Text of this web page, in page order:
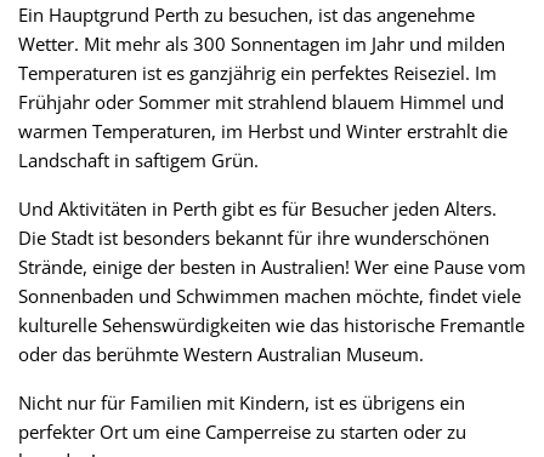
Ein Hauptgrund Perth zu besuchen, ist das angenehme
Wetter. Mit mehr als 300 Sonnentagen im Jahr und milden
Temperaturen ist es ganzjährig ein perfektes Reiseziel. Im
Frühjahr oder Sommer mit strahlend blauem Himmel und
warmen Temperaturen, im Herbst und Winter erstrahlt die
Landschaft in saftigem Grün.
Und Aktivitäten in Perth gibt es für Besucher jeden Alters.
Die Stadt ist besonders bekannt für ihre wunderschönen
Strände, einige der besten in Australien! Wer eine Pause vom
Sonnenbaden und Schwimmen machen möchte, findet viele
kulturelle Sehenswürdigkeiten wie das historische Fremantle
oder das berühmte Western Australian Museum.
Nicht nur für Familien mit Kindern, ist es übrigens ein
perfekter Ort um eine Camperreise zu starten oder zu